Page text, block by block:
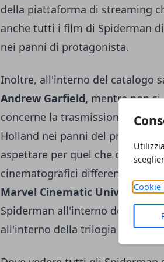
Cookie
della piattaforma di streaming
anche tutti i film di Spiderman
nei panni di protagonista.
Inoltre, all'interno del catalogo
Andrew Garfield, mentre non si
concerne la trasmissione in
Holland nei panni del
aspettare per quel che
cinematografici differenti ma,
Marvel Cinematic Universea
Spiderman all'interno dell'ultimo
all'interno della trilogia con